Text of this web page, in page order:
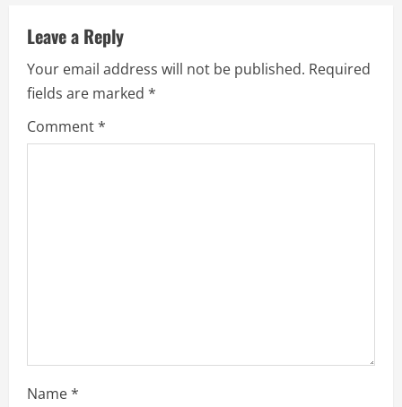
e
R
e
Leave a Reply
Your email address will not be published. Required
fields are marked *
Comment*
Name*